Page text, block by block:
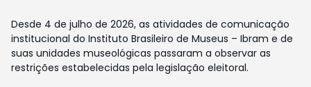
Desde 4 de julho de 2026, as atividades de comunicação
institucional do Instituto Brasileiro de Museus – Ibram e de
suas unidades museológicas passaram a observar as
restrições estabelecidas pela legislação eleitoral.